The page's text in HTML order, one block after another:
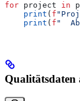
for project in
    print
( f
    print
( f "
Qualitätsdaten